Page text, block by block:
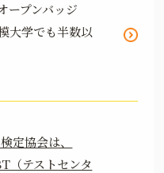
ープンバッジ
大学でも半数以
定協会は、
（テストセンタ